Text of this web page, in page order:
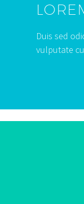
Duis sed
vulputate